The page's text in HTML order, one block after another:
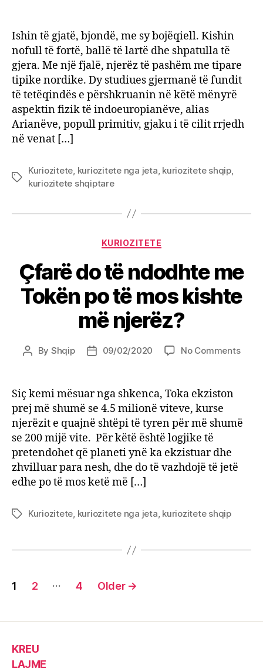
me
sy
Ishin të gjatë, bjondë, me sy bojëqiell. Kishin
nofull të fortë, ballë të lartë dhe shpatulla të
gjera. Me një fjalë, njerëz të pashëm me tipare
tipike nordike. Dy studiues gjermanë të fundit
të tetëqindës e përshkruanin në këtë mënyrë
aspektin fizik të indoeuropianëve, alias
Arianëve, popull primitiv, gjaku i të cilit rrjedh
në venat […]
Tags
Kuriozitete kuriozitete nga jeta kuriozitete shqip,
kuriozitete shqiptare
Categories
KURIOZITETE
Çfarë do të ndodhte me
Tokën po të mos kishte
më njerëz?
Post
By Shqip
Post09/02/2020 No Commentson
Siç kemi mësuar nga shkenca, Toka ekziston
prej më shumë se 4.5 milionë viteve, kurse
njerëzit e quajnë shtëpi të tyren për më shumë
se 200 mijë vite. Për këtë është logjike të
pretendohet që planeti ynë ka ekzistuar dhe
zhvilluar para nesh, dhe do të vazhdojë të jetë
edhe po të mos ketë më […]
TagsKuriozitete, kuriozitete nga jeta, kuriozitete shqip
Posts
1 2 … 4 Older →
KREU
LAJME